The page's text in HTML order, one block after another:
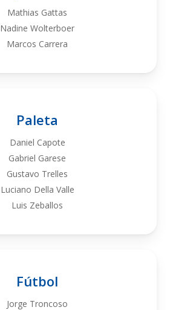
Mathias Gattas
Nadine Wolterboer
Marcos Carrera
Paleta
Daniel Capote
Gabriel Garese
Gustavo Trelles
Luciano Della Valle
Luis Zeballos
Fútbol
Jorge Troncoso